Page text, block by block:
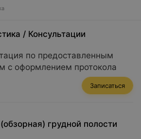
нагрузка;
рентгенологического
/ Консультации
по предоставленным
с оформлением протокола
Записаться
грудной полости